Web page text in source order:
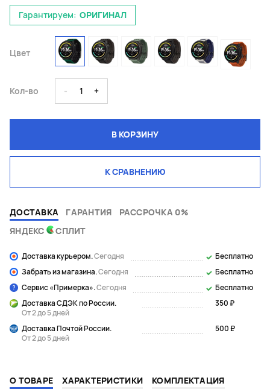
Гарантируем: ОРИГИНАЛ
Цвет
Кол-во - 1 +
В КОРЗИНУ
К СРАВНЕНИЮ
ДОСТАВКА ГАРАНТИЯ
РАССРОЧКА 0%
ЯНДЕКС
СПЛИТ
Доставка курьером.Сегодня
Бесплатно
Забрать из магазина.Сегодня
Бесплатно
Сервис «Примерка».Сегодня
Бесплатно
Доставка СДЭК по России.
От 2 до 5 дней
350 ₽
Доставка Почтой России.
От 2 до 5 дней
500 ₽
О ТОВАРЕ ХАРАКТЕРИСТИКИ
КОМПЛЕКТАЦИЯ